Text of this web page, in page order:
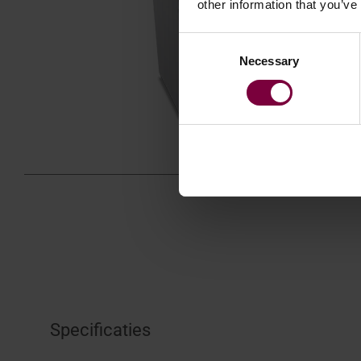
other information that
Necessary
Specificaties